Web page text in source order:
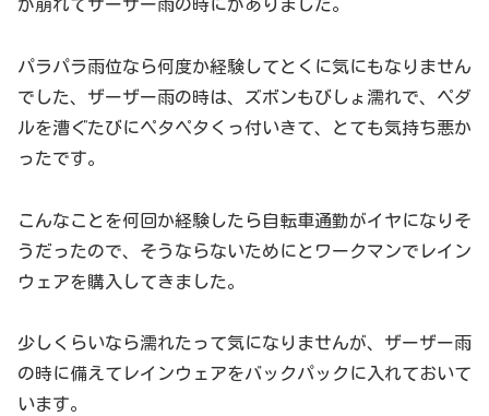
が崩れてザーザー雨の時にがありました。
パラパラ雨位なら何度か経験してとくに気にもなりません
でした、ザーザー雨の時は、ズボンもびしょ濡れで、ペダ
ルを漕ぐたびにペタペタくっ付いきて、とても気持ち悪か
ったです。
こんなことを何回か経験したら自転車通勤がイヤになりそ
うだったので、そうならないためにとワークマンでレイン
ウェアを購入してきました。
少しくらいなら濡れたって気になりませんが、ザーザー雨
の時に備えてレインウェアをバックパックに入れておいて
います。